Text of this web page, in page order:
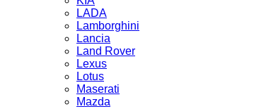
LADA
Lamborghini
Lancia
Land Rover
Lexus
Lotus
Maserati
Mazda